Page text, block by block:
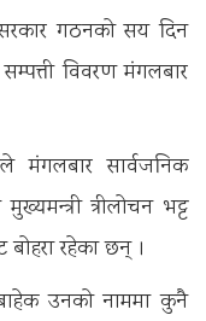
सरकार गठनको सय दिन
विवरण मंगलबार
मंगलबार सार्वजनिक
त्रीलोचन भट्ट
रहेका छन् ।
उनको नाममा कुनै